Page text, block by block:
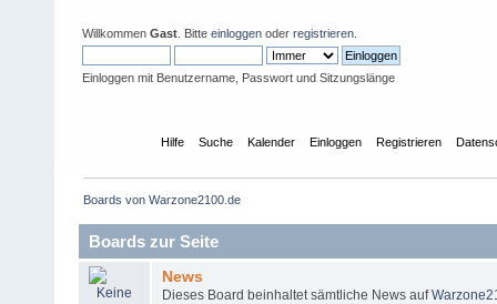
Willkommen Gast . Bitte einloggen oder registrieren
Einloggen mit Benutzername, Passwort und Sitzungslänge
Hilfe Suche Kalender Einloggen Registrieren
Boards von Warzone2100.de
Boards zur Seite
News
Dieses Board beinhaltet sämtliche News auf